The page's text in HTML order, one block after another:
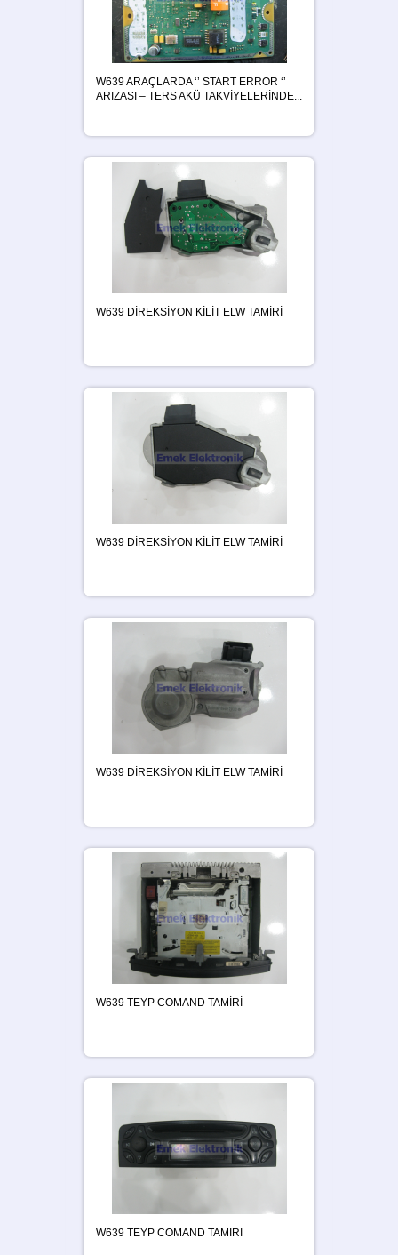
W639 ARAÇLARDA ‘’ START ERROR ‘’
ARIZASI – TERS AKÜ TAKVİYELERİNDE...
W639 DİREKSİYON KİLİT ELW TAMİRİ
W639 DİREKSİYON KİLİT ELW TAMİRİ
W639 DİREKSİYON KİLİT ELW TAMİRİ
W639 TEYP COMAND TAMİRİ
W639 TEYP COMAND TAMİRİ